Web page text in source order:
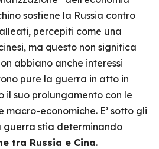
sostiene la Russia contro
percepiti come una
ma questo non significa
abbiano anche interessi
pure la guerra in atto in
il suo prolungamento con le
macro-economiche. E’ sotto gli
guerra stia determinando
tra Russia e Cina.